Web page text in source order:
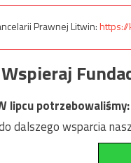
Prawnej Litwin:
Wspieraj
lipcu potrzebowaliśmy:
dalszego wsparcia